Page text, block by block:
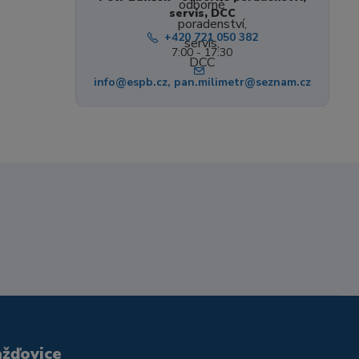
servis, DCC
+420 721 050 382
7:00 - 17:30
info@espb.cz, pan.milimetr@seznam.cz